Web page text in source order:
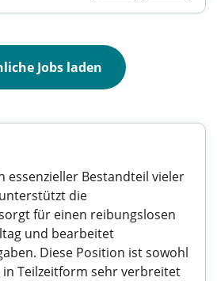
Jobs laden
essenzieller Bestandteil vieler
die
für einen reibungslosen
und bearbeitet
Diese Position ist sowohl
in Teilzeitform sehr verbreitet